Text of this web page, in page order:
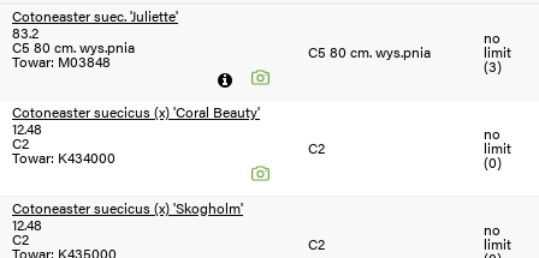
Filtruj
SEZON
N
Cotoneaster suec. 'Juliette'
83.2
C5 80 cm. wys.pnia
Towar: M03848 C5 80 cm. wys.pnia
no
limit
(3)
Cotoneaster suecicus (x) 'Coral Beauty'
12.48
C2
Towar: K434000 C2
no
limit
(0)
Cotoneaster suecicus (x) 'Skogholm'
12.48
C2
Towar: K435000 C2
no
limit